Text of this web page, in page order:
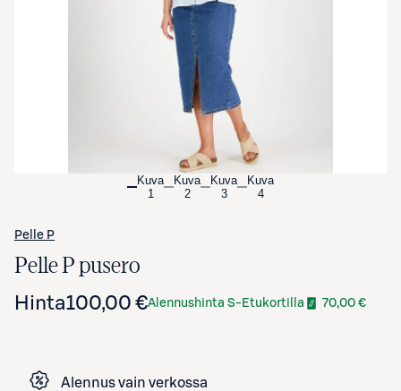
Avaa tuotekuva suurennettuna
Kuva
1
Kuva
2
Kuva
3
Kuva
4
Pelle P
Pelle P pusero
Hinta100,00 €Alennushinta S-Etukortilla 70,00 €
Alennus vain verkossa